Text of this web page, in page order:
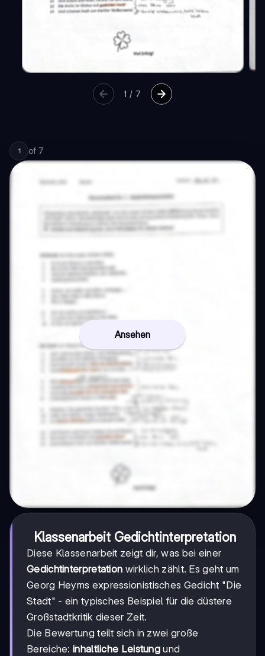
1 / 7
1 of 7
Ansehen
Klassenarbeit Gedichtinterpretation
Diese Klassenarbeit zeigt dir, was bei einer
Gedichtinterpretation wirklich zählt. Es geht um
Georg Heyms expressionistisches Gedicht "Die
Stadt" - ein typisches Beispiel für die düstere
Großstadtkritik dieser Zeit.
Die Bewertung teilt sich in zwei große
Bereiche:inhaltliche Leistung und